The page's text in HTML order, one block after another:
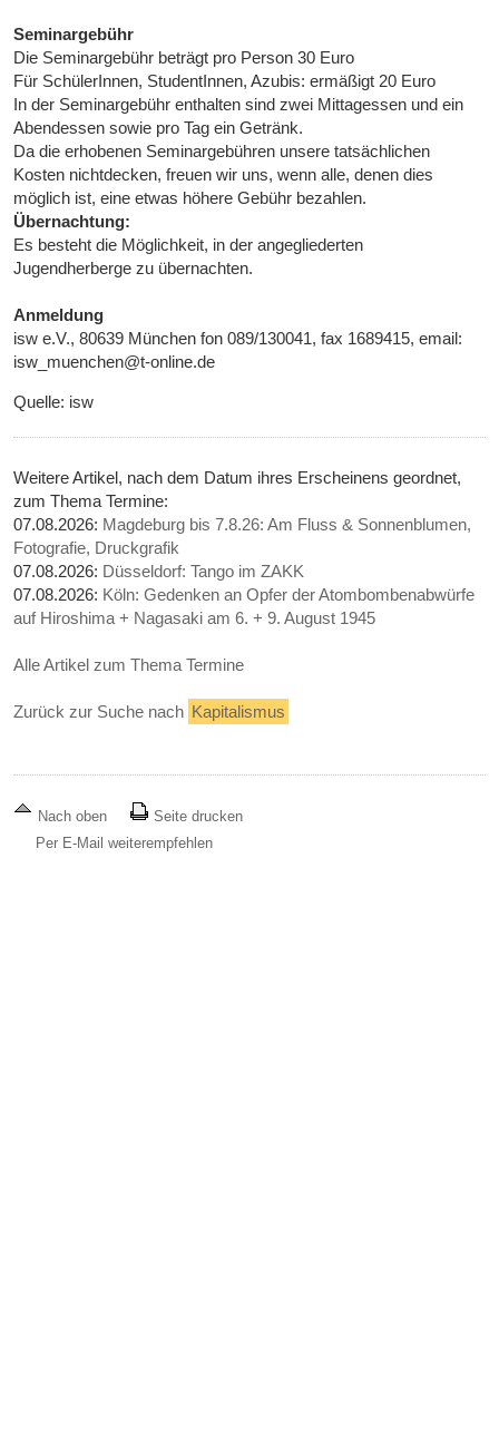
Seminargebühr
Die Seminargebühr beträgt pro Person 30 Euro
Für SchülerInnen, StudentInnen, Azubis: ermäßigt 20 Euro
In der Seminargebühr enthalten sind zwei Mittagessen und ein
Abendessen sowie pro Tag ein Getränk.
Da die erhobenen Seminargebühren unsere tatsächlichen
Kosten nichtdecken, freuen wir uns, wenn alle, denen dies
möglich ist, eine etwas höhere Gebühr bezahlen.
Übernachtung:
Es besteht die Möglichkeit, in der angegliederten
Jugendherberge zu übernachten.
Anmeldung
isw e.V., 80639 München fon 089/130041, fax 1689415, email:
isw_muenchen@t-online.de
Quelle: isw
Weitere Artikel, nach dem Datum ihres Erscheinens geordnet,
zum Thema Termine:
07.08.2026: Magdeburg bis 7.8.26: Am Fluss & Sonnenblumen,
Fotografie, Druckgrafik
07.08.2026: Düsseldorf: Tango im ZAKK
07.08.2026: Köln: Gedenken an Opfer der Atombombenabwürfe
auf Hiroshima + Nagasaki am 6. + 9. August 1945
Alle Artikel zum Thema Termine
Zurück zur Suche nach Kapitalismus
Nach oben
Seite drucken
Per E-Mail weiterempfehlen